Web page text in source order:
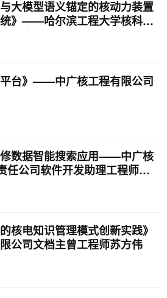
大模型语义锚定的核动力装置
》——哈尔滨工程大学核科学
汪鑫
平台》——中广核工程有限公司
数据智能搜索应用——中广核
任公司软件开发助理工程师廖
核电知识管理模式创新实践》
公司文档主曾工程师苏方伟